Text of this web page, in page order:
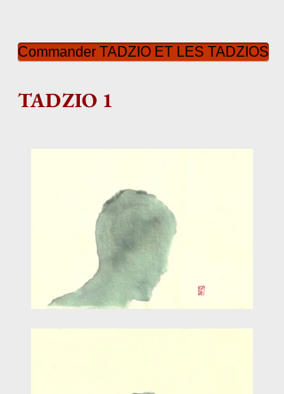
Commander TADZIO ET LES TADZIOS
TADZIO 1